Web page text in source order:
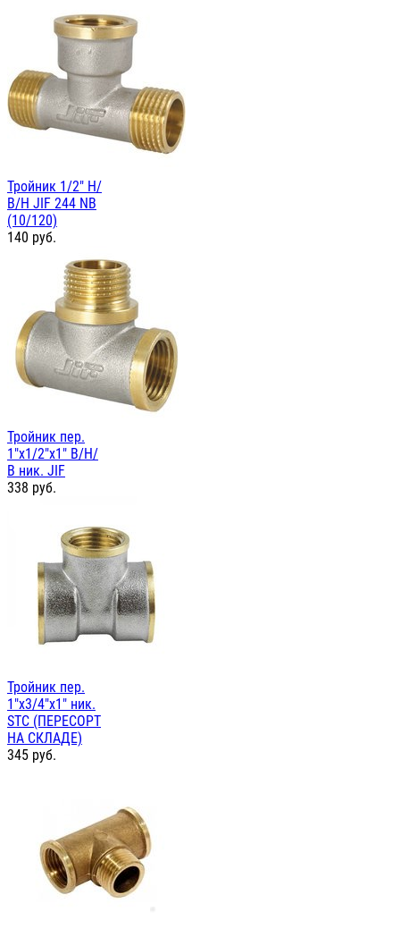
Тройник 1/2" Н/
В/Н JIF 244 NB
(10/120)
140 руб.
Тройник пер.
1"х1/2"х1" В/Н/
В ник. JIF
338 руб.
Тройник пер.
1"х3/4"х1" ник.
STC (ПЕРЕСОРТ
НА СКЛАДЕ)
345 руб.